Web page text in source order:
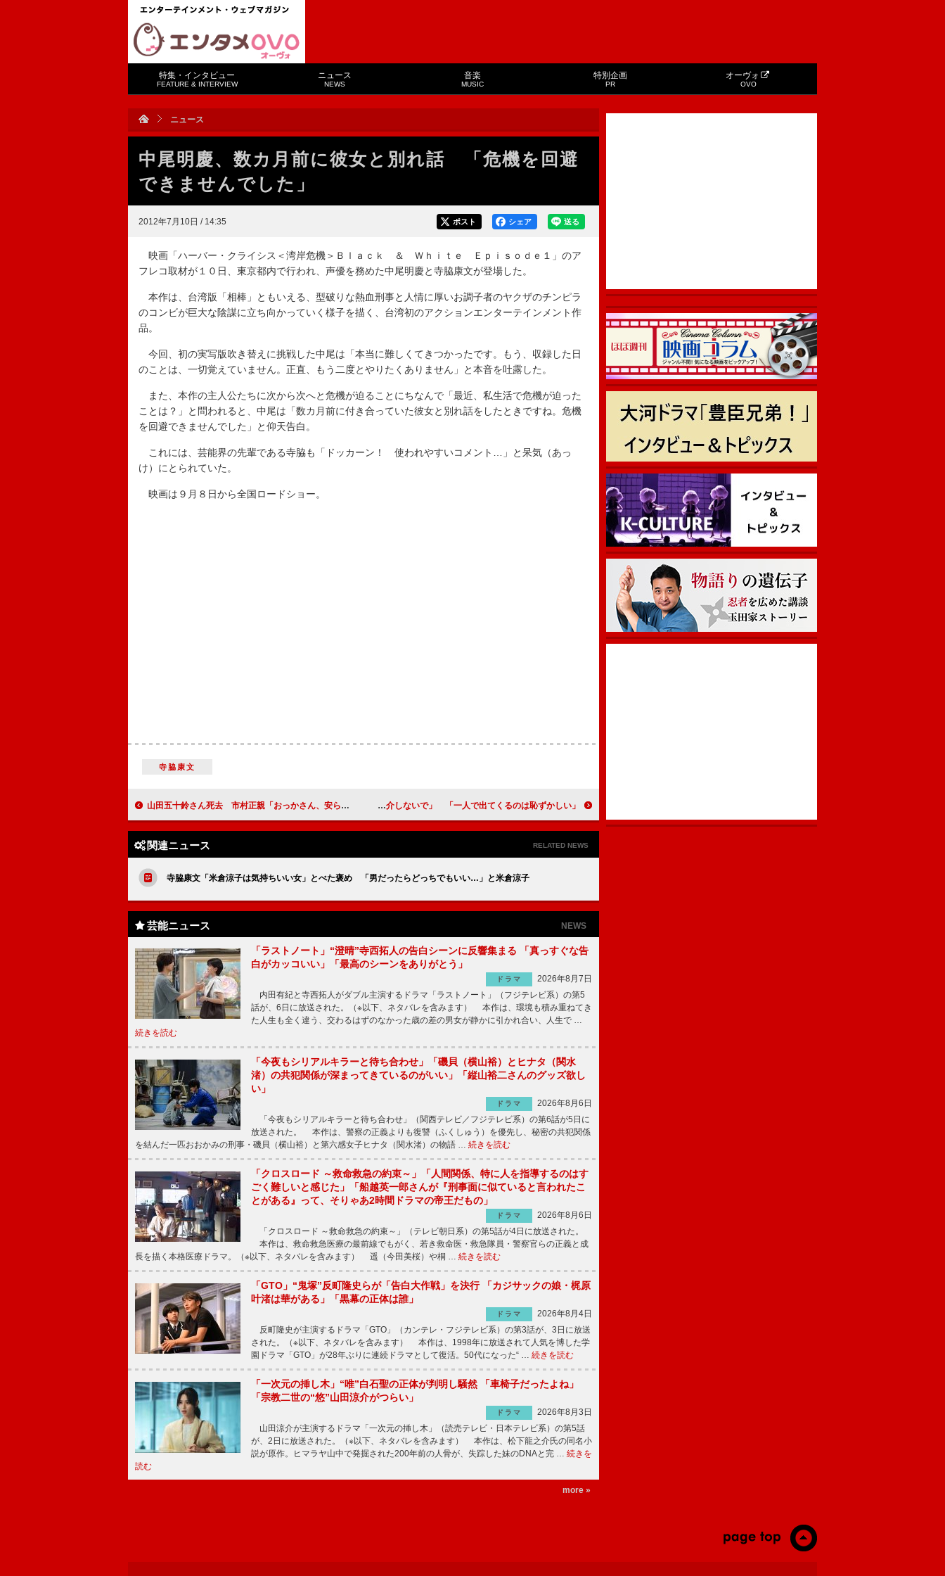
特集・インタビュー
FEATURE & INTERVIEW
ニュース
NEWS
音楽
MUSIC
特別企画
PR
オーヴォ
OVO
ニュース
中尾明慶、数カ月前に彼女と別れ話 「危機を回避
できませんでした」
2012年7月10日 / 14:35 送る
シェア
ポスト
映画「ハーバー・クライシス＜湾岸危機＞Ｂｌａｃｋ ＆ Ｗｈｉｔｅ Ｅｐｉｓｏｄｅ１」のア
フレコ取材が１０日、東京都内で行われ、声優を務めた中尾明慶と寺脇康文が登場した。
本作は、台湾版「相棒」ともいえる、型破りな熱血刑事と人情に厚いお調子者のヤクザのチンピラ
のコンビが巨大な陰謀に立ち向かっていく様子を描く、台湾初のアクションエンターテインメント作
品。
今回、初の実写版吹き替えに挑戦した中尾は「本当に難しくてきつかったです。もう、収録した日
のことは、一切覚えていません。正直、もう二度とやりたくありません」と本音を吐露した。
また、本作の主人公たちに次から次へと危機が迫ることにちなんで「最近、私生活で危機が迫った
ことは？」と問われると、中尾は「数カ月前に付き合っていた彼女と別れ話をしたときですね。危機
を回避できませんでした」と仰天告白。
これには、芸能界の先輩である寺脇も「ドッカーン！ 使われやすいコメント…」と呆気（あっ
け）にとられていた。
映画は９月８日から全国ロードショー。
寺脇康文
山田五十鈴さん死去 市村正親「おっかさん、安らかに」 雨上がり宮迫「“最強芸人”と紹介しないで」 「一人で出てくるのは恥ずかしい」
関連ニュース RELATED NEWS
寺脇康文「米倉涼子は気持ちいい女」とべた褒め 「男だったらどっちでもいい…」と米倉涼子
芸能ニュース NEWS
「ラストノート」“澄晴”寺西拓人の告白シーンに反響集まる 「真っすぐな告
白がカッコいい」「最高のシーンをありがとう」
ドラマ
2026年8月7日
内田有紀と寺西拓人がダブル主演するドラマ「ラストノート」（フジテレビ系）の第5
話が、6日に放送された。（※以下、ネタバレを含みます） 本作は、環境も積み重ねてき
た人生も全く違う、交わるはずのなかった歳の差の男女が静かに引かれ合い、人生で …
続きを読む
「今夜もシリアルキラーと待ち合わせ」「磯貝（横山裕）とヒナタ（関水
渚）の共犯関係が深まってきているのがいい」「縦山裕二さんのグッズ欲し
い」
ドラマ
2026年8月6日
「今夜もシリアルキラーと待ち合わせ」（関西テレビ／フジテレビ系）の第6話が5日に
放送された。 本作は、警察の正義よりも復讐（ふくしゅう）を優先し、秘密の共犯関係
を結んだ一匹おおかみの刑事・磯貝（横山裕）と第六感女子ヒナタ（関水渚）の物語 … 続きを読む
「クロスロード ～救命救急の約束～」「人間関係、特に人を指導するのはす
ごく難しいと感じた」「船越英一郎さんが『刑事面に似ていると言われたこ
とがある』って、そりゃあ2時間ドラマの帝王だもの」
ドラマ
2026年8月6日
「クロスロード ～救命救急の約束～」（テレビ朝日系）の第5話が4日に放送された。
本作は、救命救急医療の最前線でもがく、若き救命医・救急隊員・警察官らの正義と成
長を描く本格医療ドラマ。（※以下、ネタバレを含みます） 遥（今田美桜）や桐 … 続きを読む
「GTO」“鬼塚”反町隆史らが「告白大作戦」を決行 「カジサックの娘・梶原
叶渚は華がある」「黒幕の正体は誰」
ドラマ
2026年8月4日
反町隆史が主演するドラマ「GTO」（カンテレ・フジテレビ系）の第3話が、3日に放送
された。（※以下、ネタバレを含みます） 本作は、1998年に放送されて人気を博した学
園ドラマ「GTO」が28年ぶりに連続ドラマとして復活。50代になった“ … 続きを読む
「一次元の挿し木」“唯”白石聖の正体が判明し騒然 「車椅子だったよね」
「宗教二世の“悠”山田涼介がつらい」
ドラマ
2026年8月3日
山田涼介が主演するドラマ「一次元の挿し木」（読売テレビ・日本テレビ系）の第5話
が、2日に放送された。（※以下、ネタバレを含みます） 本作は、松下龍之介氏の同名小
説が原作。ヒマラヤ山中で発掘された200年前の人骨が、失踪した妹のDNAと完 … 続きを
読む
more »